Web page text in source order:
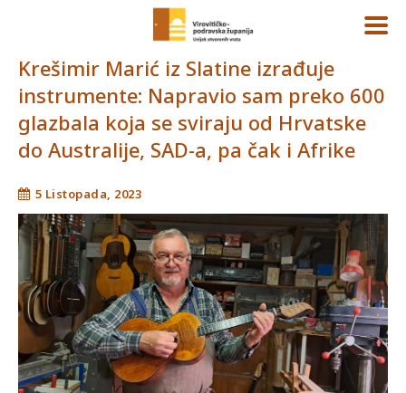
Krešimir Marić iz Slatine izrađuje
instrumente: Napravio sam preko 600
glazbala koja se sviraju od Hrvatske
do Australije, SAD-a, pa čak i Afrike
5 Listopada, 2023